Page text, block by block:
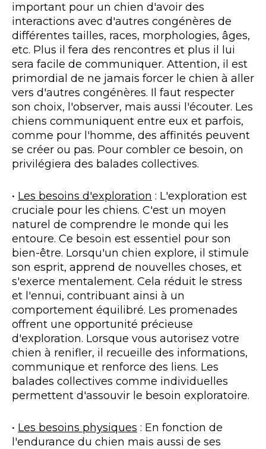
important pour un chien d'avoir des
interactions avec d'autres congénères de
différentes tailles, races, morphologies, âges,
etc. Plus il fera des rencontres et plus il lui
sera facile de communiquer. Attention, il est
primordial de ne jamais forcer le chien à aller
vers d'autres congénères. Il faut respecter
son choix, l'observer, mais aussi l'écouter. Les
chiens communiquent entre eux et parfois,
comme pour l'homme, des affinités peuvent
se créer ou pas. Pour combler ce besoin, on
privilégiera des balades collectives.
• Les besoins d'exploration : L'exploration est
cruciale pour les chiens. C'est un moyen
naturel de comprendre le monde qui les
entoure. Ce besoin est essentiel pour son
bien-être. Lorsqu'un chien explore, il stimule
son esprit, apprend de nouvelles choses, et
s'exerce mentalement. Cela réduit le stress
et l'ennui, contribuant ainsi à un
comportement équilibré. Les promenades
offrent une opportunité précieuse
d'exploration. Lorsque vous autorisez votre
chien à renifler, il recueille des informations,
communique et renforce des liens. Les
balades collectives comme individuelles
permettent d'assouvir le besoin exploratoire.
• Les besoins physiques : En fonction de
l'endurance du chien mais aussi de ses